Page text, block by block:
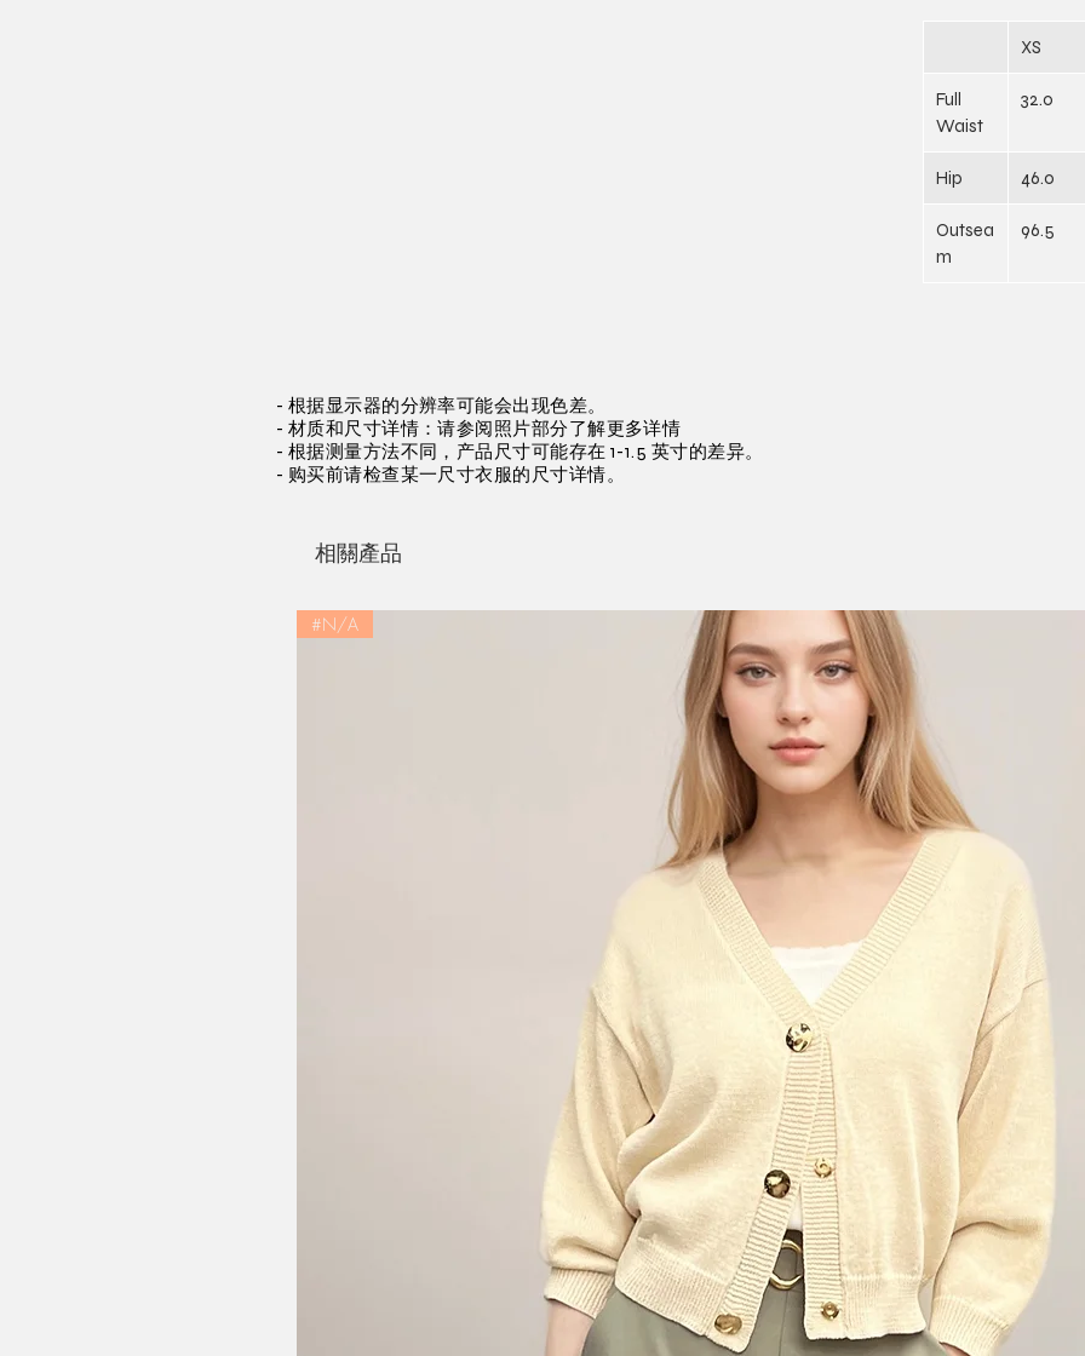
XS
Full
Waist
32.0
Hip 46.0
Outsea
m
96.5
- 根据显示器的分辨率可能会出现色差。
- 材质和尺寸详情：请参阅照片部分了解更多详情
- 根据测量方法不同，产品尺寸可能存在 1-1.5 英寸的差异。
- 购买前请检查某一尺寸衣服的尺寸详情。
相關產品
#N/A